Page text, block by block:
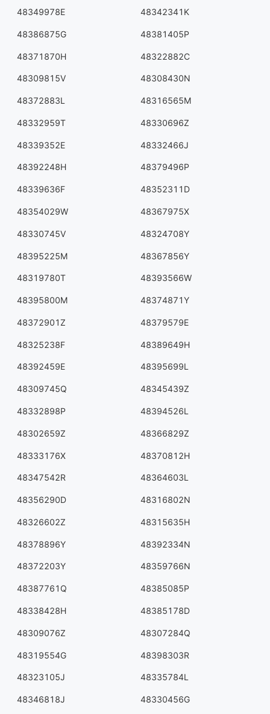
48349978E 48342341K
48386875G 48381405P
48371870H 48322882C
48309815V 48308430N
48372883L 48316565M
48332959T 48330696Z
48339352E 48332466J
48392248H 48379496P
48339636F 48352311D
48354029W 48367975X
48330745V 48324708Y
48395225M 48367856Y
48319780T 48393566W
48395800M 48374871Y
48372901Z 48379579E
48325238F 48389649H
48392459E 48395699L
48309745Q 48345439Z
48332898P 48394526L
48302659Z 48366829Z
48333176X 48370812H
48347542R 48364603L
48356290D 48316802N
48326602Z 48315635H
48378896Y 48392334N
48372203Y 48359766N
48387761Q 48385085P
48338428H 48385178D
48309076Z 48307284Q
48319554G 48398303R
48323105J 48335784L
48346818J 48330456G